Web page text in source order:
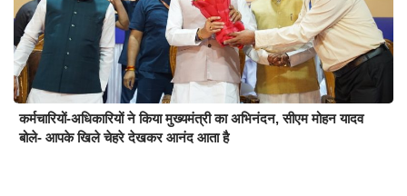
कर्मचारियों-अधिकारियों ने किया मुख्यमंत्री का अभिनंदन, सीएम मोहन यादव
बोले- आपके खिले चेहरे देखकर आनंद आता है